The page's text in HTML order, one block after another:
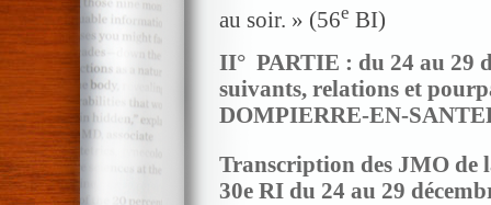
au soir. » (56e BI)
II° PARTIE : du 24 au 29
suivants, relations et
DOMPIERRE-EN-
Transcription des JMO de
30e RI du 24 au 29